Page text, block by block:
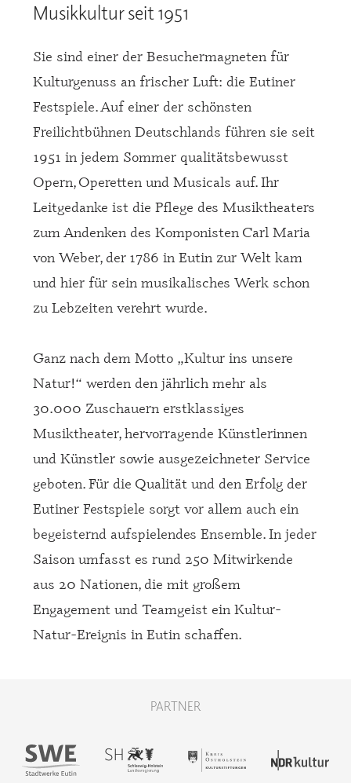
Musikkultur seit 1951
Sie sind einer der Besuchermagneten für
Kulturgenuss an frischer Luft: die Eutiner
Festspiele. Auf einer der schönsten
Freilichtbühnen Deutschlands führen sie seit
1951 in jedem Sommer qualitätsbewusst
Opern, Operetten und Musicals auf. Ihr
Leitgedanke ist die Pflege des Musiktheaters
zum Andenken des Komponisten Carl Maria
von Weber, der 1786 in Eutin zur Welt kam
und hier für sein musikalisches Werk schon
zu Lebzeiten verehrt wurde.
Ganz nach dem Motto „Kultur ins unsere
Natur!“ werden den jährlich mehr als
30.000 Zuschauern erstklassiges
Musiktheater, hervorragende Künstlerinnen
und Künstler sowie ausgezeichneter Service
geboten. Für die Qualität und den Erfolg der
Eutiner Festspiele sorgt vor allem auch ein
begeisternd aufspielendes Ensemble. In jeder
Saison umfasst es rund 250 Mitwirkende
aus 20 Nationen, die mit großem
Engagement und Teamgeist ein Kultur-
Natur-Ereignis in Eutin schaffen.
PARTNER